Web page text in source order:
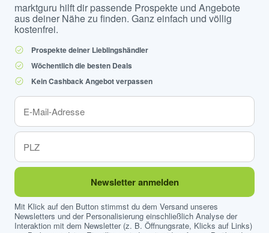
marktguru hilft dir passende Prospekte und Angebote
aus deiner Nähe zu finden. Ganz einfach und völlig
kostenfrei.
Prospekte deiner Lieblingshändler
Wöchentlich die besten Deals
Kein Cashback Angebot verpassen
Newsletter anmelden
Mit Klick auf den Button stimmst du dem Versand unseres
Newsletters und der Personalisierung einschließlich Analyse der
Interaktion mit dem Newsletter (z. B. Öffnungsrate, Klicks auf Links)